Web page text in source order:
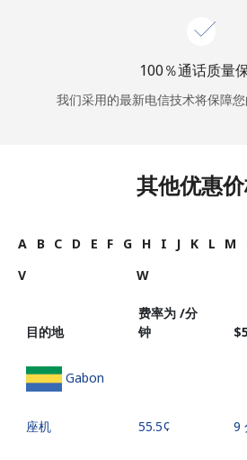
100％通话质量
我们采用的最新电信技术将保障您
其他优惠
A B C D E F G H I J K L M
V
W
目的地
费率为 /分
钟
Gabon
座机 ⁦55.5¢⁩ 9